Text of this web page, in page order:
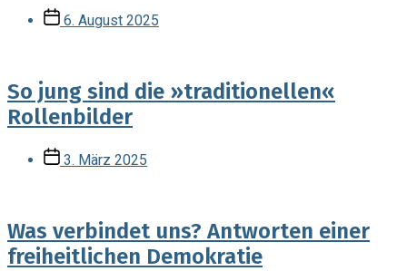
Veröffentlichungsdatum
6. August 2025
So jung sind die »traditionellen«
Rollenbilder
Veröffentlichungsdatum
3. März 2025
Was verbindet uns? Antworten einer
freiheitlichen Demokratie